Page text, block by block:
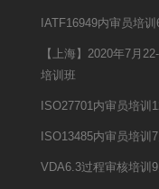
IATF16949内审员培
【上海】2020年7月
培训班
ISO27701内审员培训
ISO13485内审员培训
VDA6.3过程审核培训